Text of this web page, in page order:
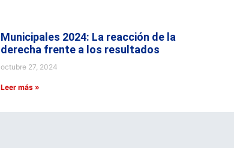
Municipales 2024: La reacción de la
derecha frente a los resultados
octubre 27, 2024
Leer más »